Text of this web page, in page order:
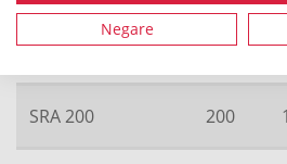
Negare
SRA 160 160
SRA 200 200